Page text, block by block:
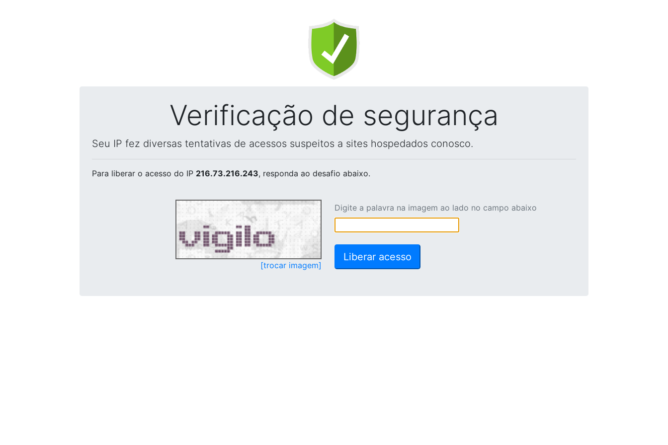
Verificação de segurança
Seu IP fez diversas tentativas de acessos suspeitos a sites hospedados conosco.
Para liberar o acesso do IP 216.73.216.243, responda ao desafio abaixo.
[trocar imagem]
Digite a palavra na imagem ao lado no campo abaixo